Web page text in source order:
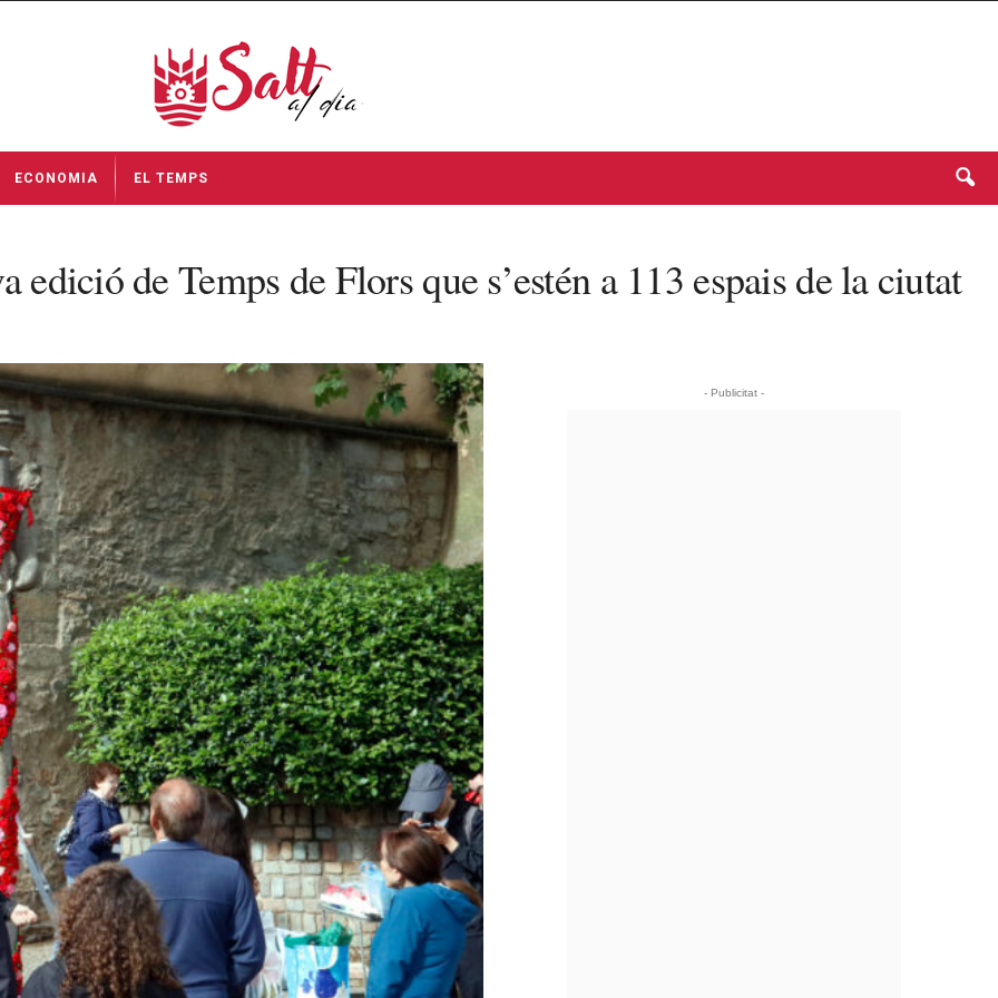
ECONOMIA EL TEMPS
edició de Temps de Flors que s’estén a 113 espais de la ciutat
- Publicitat -